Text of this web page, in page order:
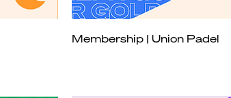
Schnellansicht
Membership | Union Padel